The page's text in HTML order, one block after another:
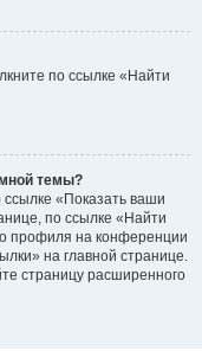
по ссылке «Найти
темы?
«Показать ваши
по ссылке «Найти
профиля на конференции
на главной странице.
страницу расширенного